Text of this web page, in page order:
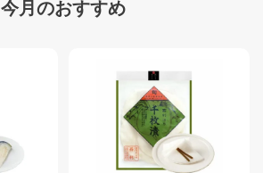
今月のおすすめ